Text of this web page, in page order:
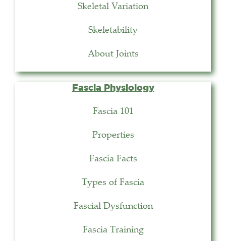
Skeletal Variation
Skeletability
About Joints
Fascia Physiology
Fascia 101
Properties
Fascia Facts
Types of Fascia
Fascial Dysfunction
Fascia Training